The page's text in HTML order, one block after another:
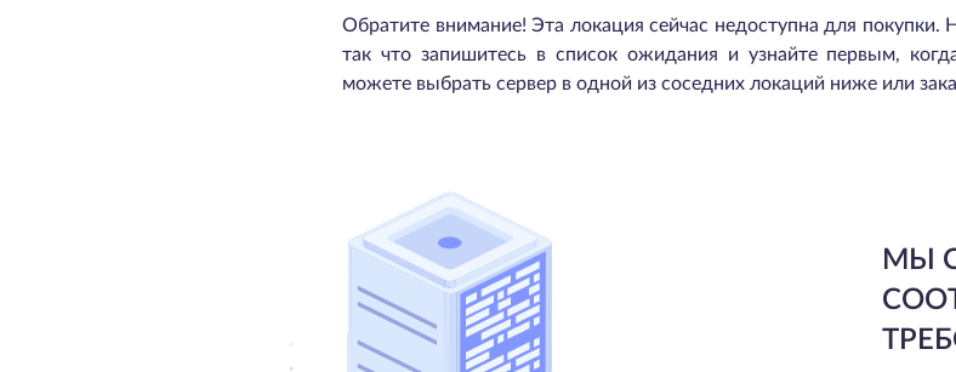
Обратите внимание! Эта локация сейчас недоступна для
так что запишитесь в список ожидания и узнайте первым,
можете выбрать сервер в одной из соседних локаций ниже или
МЫ